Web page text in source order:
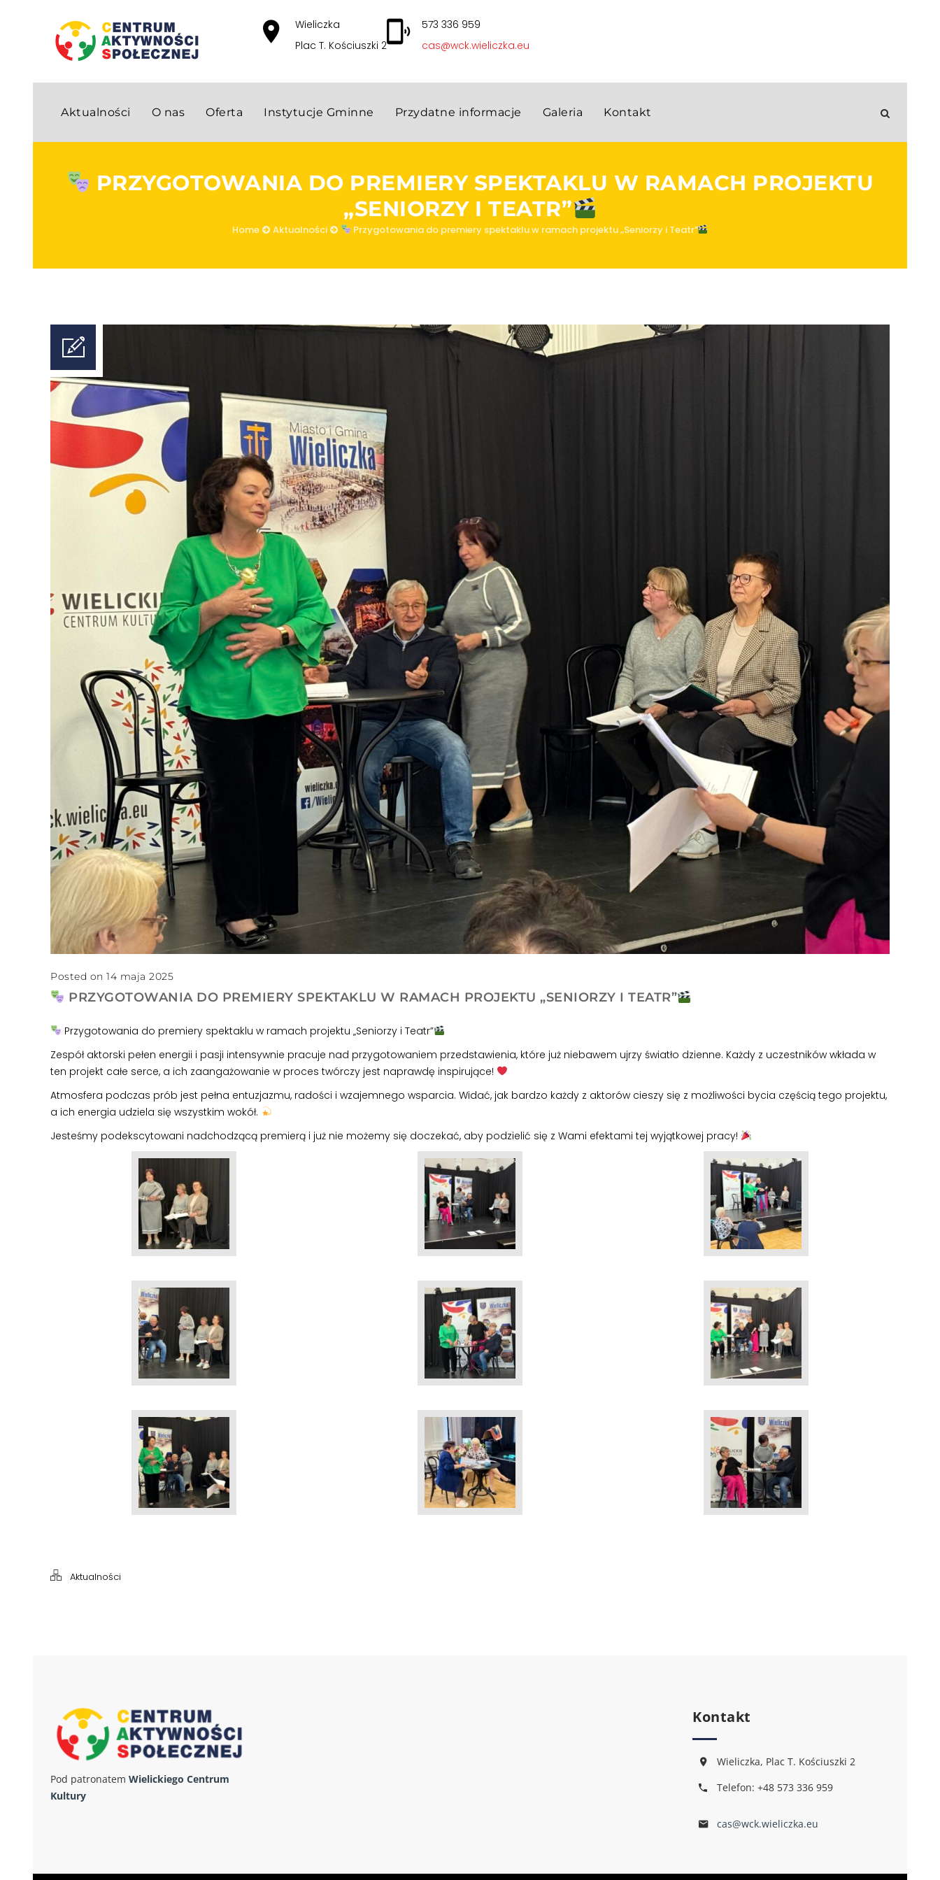
Wieliczka
Plac T. Kościuszki 2
573 336 959
cas@wck.wieliczka.eu
Aktualności O nas Oferta Instytucje Gminne Przydatne informacje Galeria Kontakt
PRZYGOTOWANIA DO PREMIERY SPEKTAKLU W RAMACH PROJEKTU
„SENIORZY I TEATR”
Home Aktualności Przygotowania do premiery spektaklu w ramach projektu „Seniorzy i Teatr”
Posted on 14 maja 2025
PRZYGOTOWANIA DO PREMIERY SPEKTAKLU W RAMACH PROJEKTU „SENIORZY I TEATR”
Przygotowania do premiery spektaklu w ramach projektu „Seniorzy i Teatr”
Zespół aktorski pełen energii i pasji intensywnie pracuje nad przygotowaniem przedstawienia, które już niebawem ujrzy światło dzienne. Każdy z uczestników wkłada w
ten projekt całe serce, a ich zaangażowanie w proces twórczy jest naprawdę inspirujące!
Atmosfera podczas prób jest pełna entuzjazmu, radości i wzajemnego wsparcia. Widać, jak bardzo każdy z aktorów cieszy się z możliwości bycia częścią tego projektu,
a ich energia udziela się wszystkim wokół.
Jesteśmy podekscytowani nadchodzącą premierą i już nie możemy się doczekać, aby podzielić się z Wami efektami tej wyjątkowej pracy!
Aktualności
Pod patronatem Wielickiego Centrum
Kultury
Kontakt
Wieliczka, Plac T. Kościuszki 2
Telefon: +48 573 336 959
cas@wck.wieliczka.eu